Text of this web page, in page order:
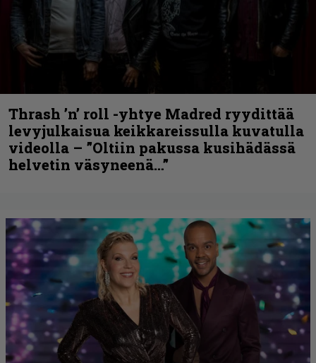
Thrash ’n’ roll -yhtye Madred ryydittää
levyjulkaisua keikkareissulla kuvatulla
videolla – ”Oltiin pakussa kusihädässä
helvetin väsyneenä…”